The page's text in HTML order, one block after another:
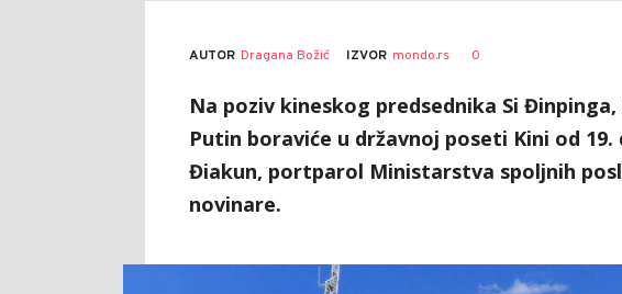
AUTOR Dragana Božić IZVOR mondo.rs 0
Na poziv kineskog predsednika Si
Putin boraviće u državnoj poseti Kini od 19.
Điakun, portparol Ministarstva spoljnih
novinare.